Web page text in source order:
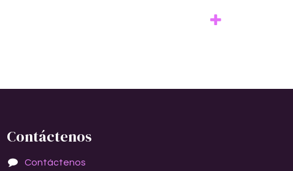
Contáctenos
Contáctenos